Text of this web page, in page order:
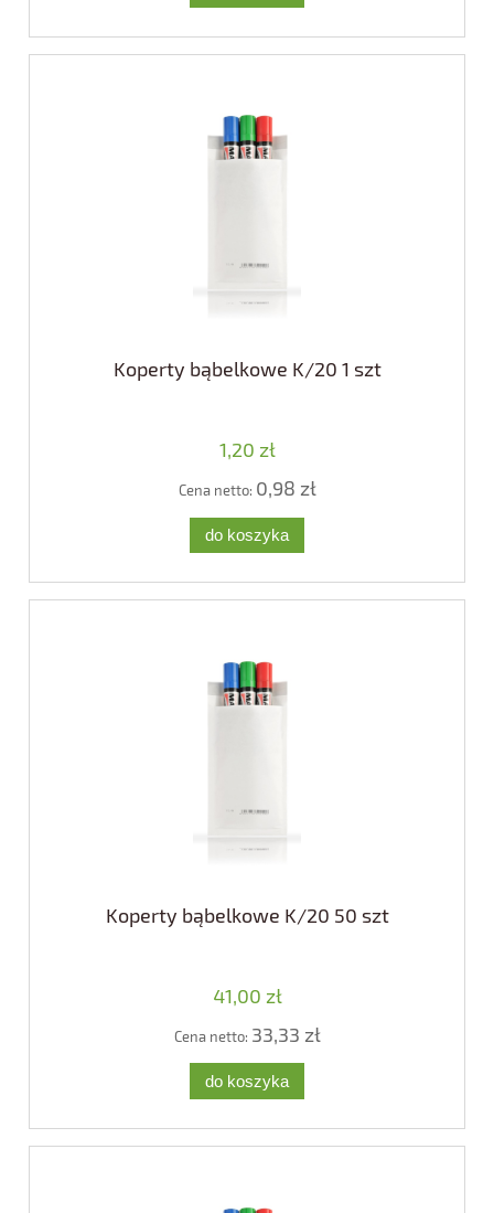
Koperty bąbelkowe K/20 1 szt
1,20 zł
Cena netto: 0,98 zł
do koszyka
Koperty bąbelkowe K/20 50 szt
41,00 zł
Cena netto: 33,33 zł
do koszyka